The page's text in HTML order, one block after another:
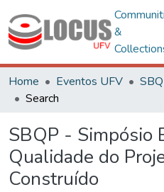
&
Home Eventos UFV
Search
SBQP - Simpósio
Qualidade do
Construído